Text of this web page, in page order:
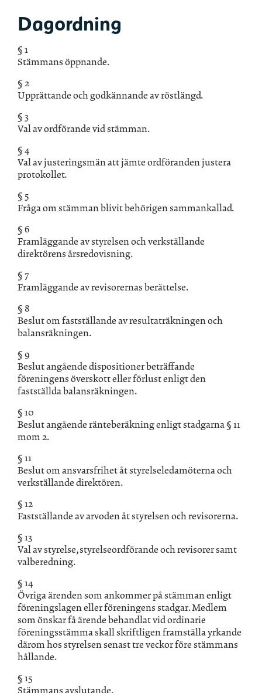
Dagordning
§ 1
Stämmans öppnande.
§ 2
Upprättande och godkännande av röstlängd.
§ 3
Val av ordförande vid stämman.
§ 4
Val av justeringsmän att jämte ordföranden justera
protokollet.
§ 5
Fråga om stämman blivit behörigen sammankallad.
§ 6
Framläggande av styrelsen och verkställande
direktörens årsredovisning.
§ 7
Framläggande av revisorernas berättelse.
§ 8
Beslut om fastställande av resultaträkningen och
balansräkningen.
§ 9
Beslut angående dispositioner beträffande
föreningens överskott eller förlust enligt den
fastställda balansräkningen.
§ 10
Beslut angående ränteberäkning enligt stadgarna § 11
mom 2.
§ 11
Beslut om ansvarsfrihet åt styrelseledamöterna och
verkställande direktören.
§ 12
Fastställande av arvoden åt styrelsen och revisorerna.
§ 13
Val av styrelse, styrelseordförande och revisorer samt
valberedning.
§ 14
Övriga ärenden som ankommer på stämman enligt
föreningslagen eller föreningens stadgar. Medlem
som önskar få ärende behandlat vid ordinarie
föreningsstämma skall skriftligen framställa yrkande
därom hos styrelsen senast tre veckor före stämmans
hållande.
§ 15
Stämmans avslutande.